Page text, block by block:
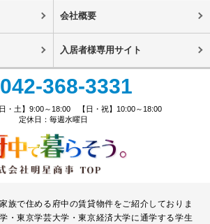
会社概要
入居者様専用サイト
042-368-3331
・土】9:00～18:00 【日・祝】10:00～18:00
定休日：毎週水曜日
族で住める府中の賃貸物件をご紹介しておりま
・東京学芸大学・東京経済大学に通学する学生